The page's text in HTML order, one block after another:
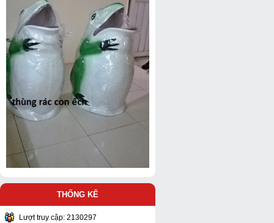
THỐNG KÊ
Lượt truy cập: 2130297